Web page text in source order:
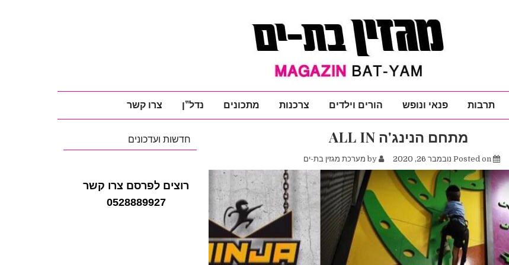
תרבות פנאי ונופש הורים וילדים צרכנות מתכונים נדל"ן צרו קשר
מתחם הנינג'ה ALL IN
נובמבר 26, 2020 מערכת מגזין בת-ים
חדשות ועדכונים
רוצים לפרסם צרו קשר
0528889927